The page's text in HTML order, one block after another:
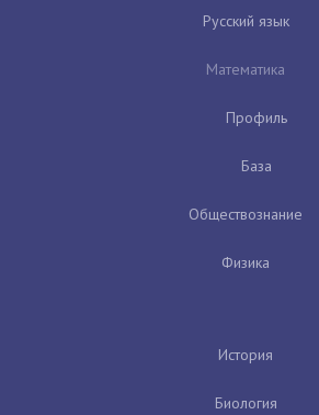
Русский язык
Математика
Профиль
База
Обществознание
Физика
История
Биология